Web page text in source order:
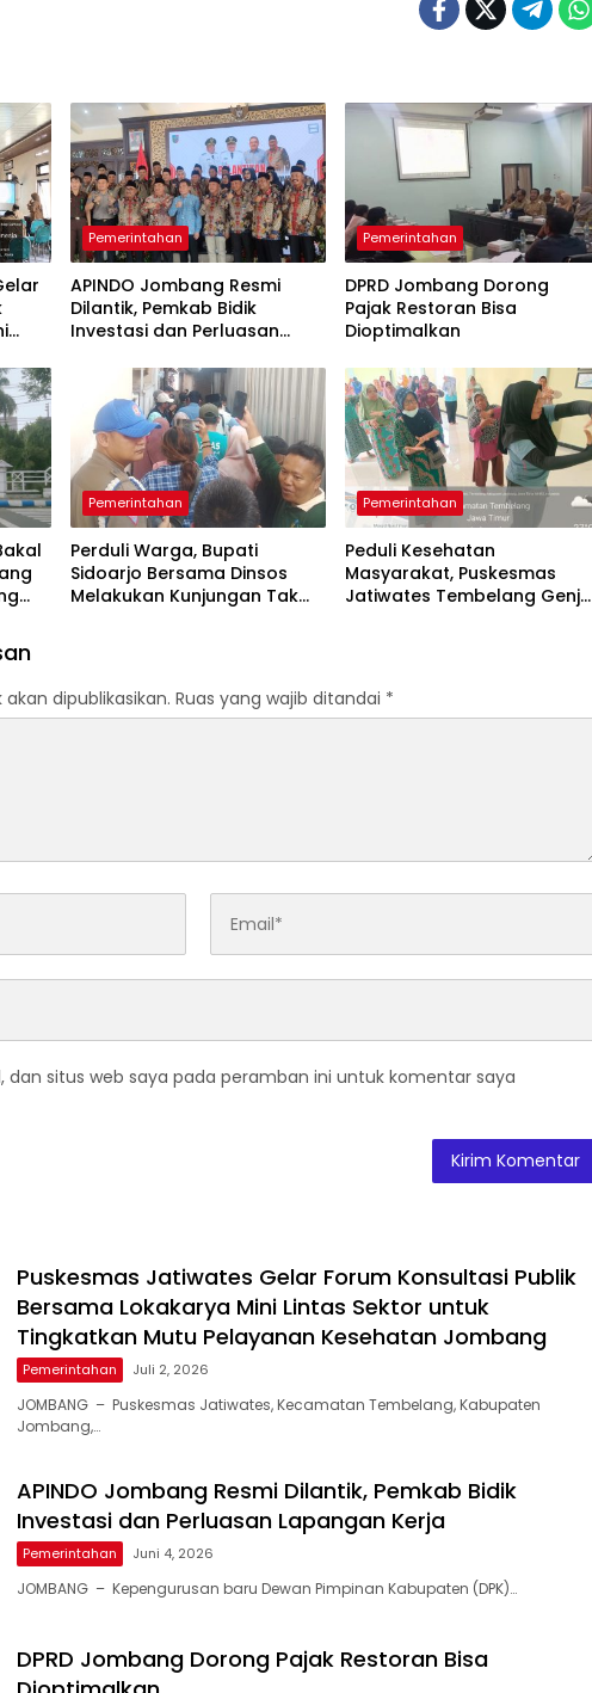
Pemerintahan
APINDO Jombang Resmi
Dilantik, Pemkab Bidik
Investasi dan Perluasan
Pemerintahan
DPRD Jombang Dorong
Pajak Restoran Bisa
Dioptimalkan
Pemerintahan
Perduli Warga, Bupati
Sidoarjo Bersama Dinsos
Melakukan Kunjungan Tak
Pemerintahan
Peduli Kesehatan
Masyarakat, Puskesmas
Jatiwates Tembelang Genjot
dipublikasikan. Ruas yang wajib ditandai *
dan situs web saya pada peramban ini untuk komentar saya
Puskesmas Jatiwates Gelar Forum Konsultasi Publik
Bersama Lokakarya Mini Lintas Sektor untuk
Tingkatkan Mutu Pelayanan Kesehatan Jombang
Pemerintahan Juli 2, 2026
JOMBANG – Puskesmas Jatiwates, Kecamatan Tembelang, Kabupaten
Jombang,…
APINDO Jombang Resmi Dilantik, Pemkab Bidik
Investasi dan Perluasan Lapangan Kerja
Pemerintahan Juni 4, 2026
JOMBANG – Kepengurusan baru Dewan Pimpinan Kabupaten (DPK)…
DPRD Jombang Dorong Pajak Restoran Bisa